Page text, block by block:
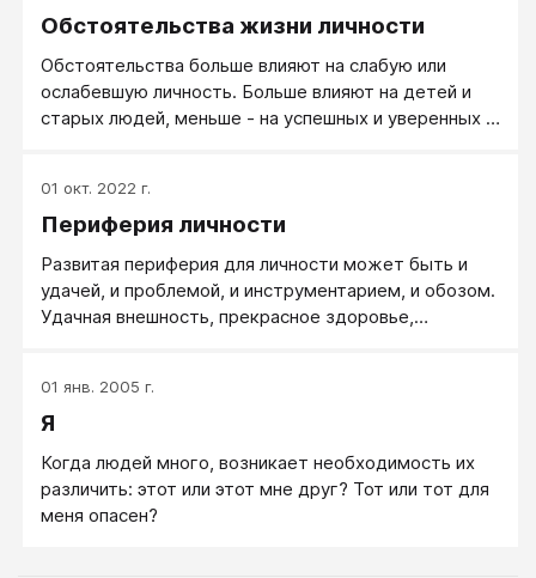
Обстоятельства жизни личности
Обстоятельства больше влияют на слабую или
ослабевшую личность. Больше влияют на детей и
старых людей, меньше - на успешных и уверенных в
01 окт. 2022 г.
Периферия личности
Развитая периферия для личности может быть и
удачей, и проблемой, и инструментарием, и обозом.
Удачная внешность, прекрасное здоровье,
инструментарий и сильный мотор. Помогает
двигаться вперед и вверх. Если внешность
состояние - усталость, характер вредный,
привычки пагубные - такая периферия личности
явный тяжелый обоз. Тянет назад и вниз.
01 янв. 2005 г.
Я
Когда людей много, возникает необходимость их
различить: этот или этот мне друг? Тот или тот для
меня опасен?